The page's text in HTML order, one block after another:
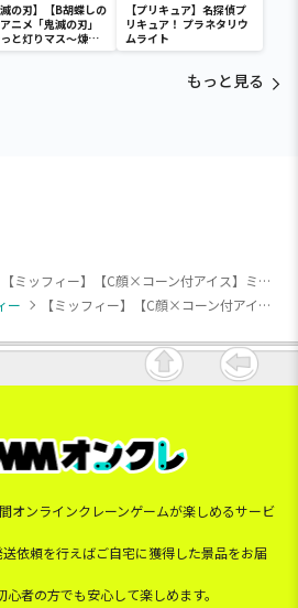
滅の刃】【B胡蝶しの
ニメ「鬼滅の刃」
と灯りマス～煉獄
・胡蝶しのぶ～
【プリキュア】名探偵プ
リキュア！ プラネタリウ
ムライト
もっと見る
【ミッフィー】【C顔×コーン付アイス】ミッフィー ガラスボウル
ー 【ミッフィー】【C顔×コーン付アイス】ミッフィー ガラスボウル
オンラインクレーンゲームが楽しめるサービ
依頼を行えばご自宅に獲得した景品をお届
者の方でも安心して楽しめます。